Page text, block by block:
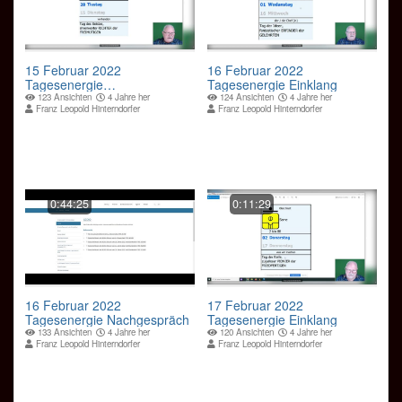
15 Februar 2022
Tagesenergie
Nachbesprechung
123 Ansichten
4 Jahre her
Franz Leopold Hinterndorfer
16 Februar 2022
Tagesenergie Einklang
124 Ansichten
4 Jahre her
Franz Leopold Hinterndorfer
0:44:25
16 Februar 2022
Tagesenergie Nachgespräch
133 Ansichten
4 Jahre her
Franz Leopold Hinterndorfer
0:11:29
17 Februar 2022
Tagesenergie Einklang
120 Ansichten
4 Jahre her
Franz Leopold Hinterndorfer